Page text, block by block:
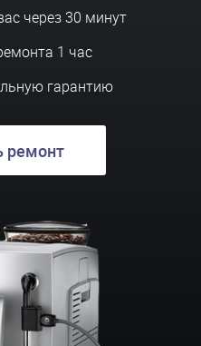
через 30 минут
1 час
гарантию
ремонт